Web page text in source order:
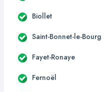
Biollet
Saint-Bonnet-le-Bourg
Fayet-Ronaye
Fernoël